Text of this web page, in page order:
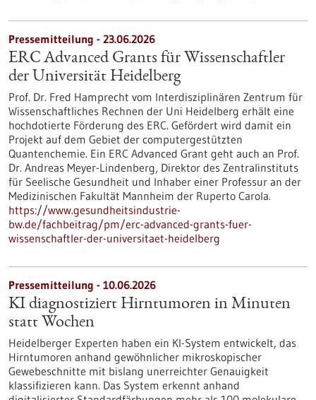
Pressemitteilung - 23.06.2026
ERC Advanced Grants für Wissenschaftler
der Universität Heidelberg
Prof. Dr. Fred Hamprecht vom Interdisziplinären Zentrum für
Wissenschaftliches Rechnen der Uni Heidelberg erhält eine
hochdotierte Förderung des ERC. Gefördert wird damit ein
Projekt auf dem Gebiet der computergestützten
Quantenchemie. Ein ERC Advanced Grant geht auch an Prof.
Dr. Andreas Meyer-Lindenberg, Direktor des Zentralinstituts
für Seelische Gesundheit und Inhaber einer Professur an der
Medizinischen Fakultät Mannheim der Ruperto Carola.
https://www.gesundheitsindustrie-
bw.de/fachbeitrag/pm/erc-advanced-grants-fuer-
wissenschaftler-der-universitaet-heidelberg
Pressemitteilung - 10.06.2026
KI diagnostiziert Hirntumoren in Minuten
statt Wochen
Heidelberger Experten haben ein KI-System entwickelt, das
Hirntumoren anhand gewöhnlicher mikroskopischer
Gewebeschnitte mit bislang unerreichter Genauigkeit
klassifizieren kann. Das System erkennt anhand